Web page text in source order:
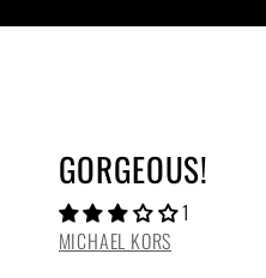
GORGEOUS!
1
MICHAEL KORS